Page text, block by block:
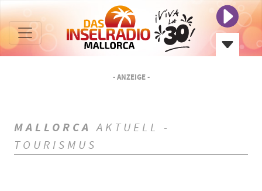
- ANZEIGE -
MALLORCA AKTUELL -
TOURISMUS